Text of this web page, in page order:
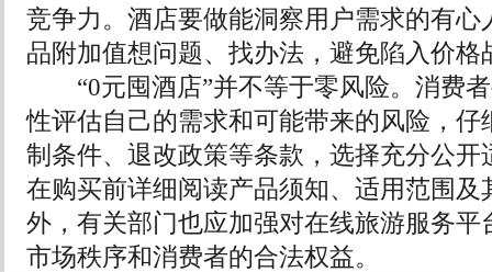
竞争力。酒店要做能洞察用户需求的有心
品附加值想问题、找办法，避免陷入价格
“0元囤酒店”并不等于零风险。消费者
性评估自己的需求和可能带来的风险，仔
制条件、退改政策等条款，选择充分公开
在购买前详细阅读产品须知、适用范围及
外，有关部门也应加强对在线旅游服务平
市场秩序和消费者的合法权益。